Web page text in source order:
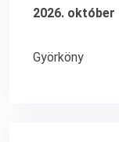
2026. október
Györköny